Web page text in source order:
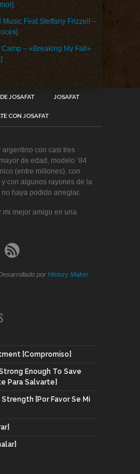
Music Feat Steffany Frizzell –
Camp – «Breaking My Fall»
JOSAFAT JOSAFAT
CON JOSAFAT
argentino con casi tres
de edad, modelo ’84
(entre millones), con
con algunos rayones de la
haya podido arreglar.
mi mejor amigo en una
por History Maker
[Compromiso]
Enough To Save
Para Salvarte]
[Por Favor Se Mi